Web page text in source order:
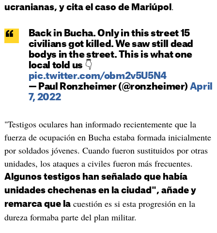
ucranianas, y cita el caso de Mariúpol .
Back in Bucha. Only in this street 15
civilians got killed. We saw still dead
bodys in the street. This is what one
local told us 👇
pic.twitter.com/obm2v5U5N4
— Paul Ronzheimer (@ronzheimer) April
7, 2022
"Testigos oculares han informado recientemente que la
fuerza de ocupación en Bucha estaba formada inicialmente
por soldados jóvenes. Cuando fueron sustituidos por otras
unidades, los ataques a civiles fueron más frecuentes.
Algunos testigos han señalado que había
unidades chechenas en la ciudad", añade y
remarca que lacuestión es si esta progresión en la
dureza formaba parte del plan militar.